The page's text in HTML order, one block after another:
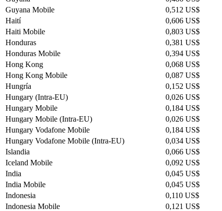
Guyana Mobile
0,512 US$
Haití
0,606 US$
Haiti Mobile
0,803 US$
Honduras
0,381 US$
Honduras Mobile
0,394 US$
Hong Kong
0,068 US$
Hong Kong Mobile
0,087 US$
Hungría
0,152 US$
Hungary (Intra-EU)
0,026 US$
Hungary Mobile
0,184 US$
Hungary Mobile (Intra-EU)
0,026 US$
Hungary Vodafone Mobile
0,184 US$
Hungary Vodafone Mobile (Intra-EU)
0,034 US$
Islandia
0,066 US$
Iceland Mobile
0,092 US$
India
0,045 US$
India Mobile
0,045 US$
Indonesia
0,110 US$
Indonesia Mobile
0,121 US$